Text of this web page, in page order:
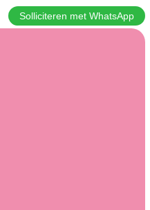
Solliciteren met WhatsApp